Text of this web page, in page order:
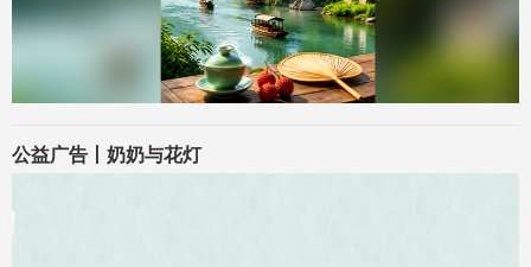
公益广告丨奶奶与花灯